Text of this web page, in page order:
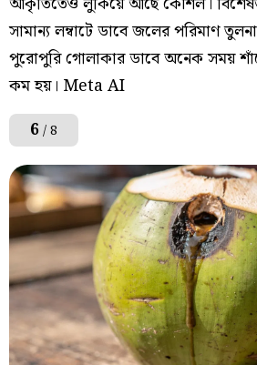
সামান্য লম্বাটে ডাবে জলের পরিমাণ
পুরোপুরি গোলাকার ডাবে অনেক সময়
কম হয়। Meta AI
6/ 8